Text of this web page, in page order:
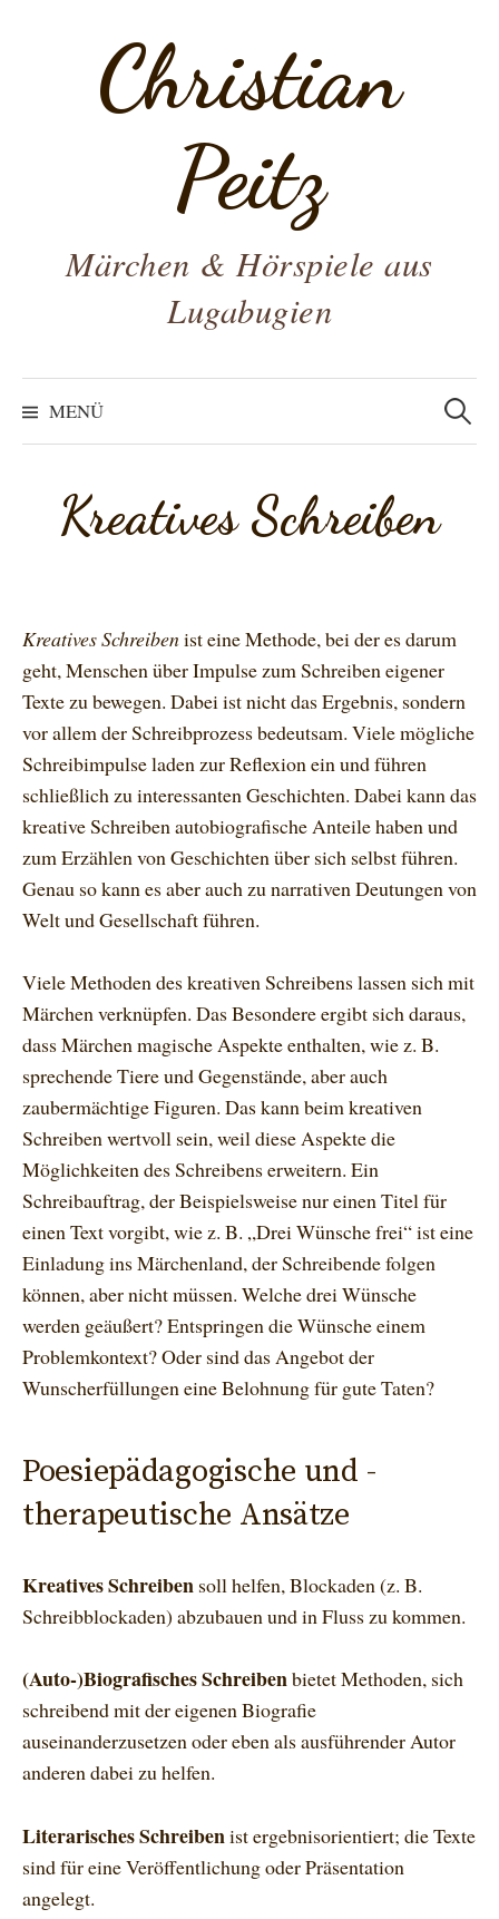
überspringenChristian
Peitz
Märchen & Hörspiele aus
Lugabugien
MENÜ
Suchen
nach:
Kreatives Schreiben
Kreatives Schreibenist eine Methode, bei der es darum
geht, Menschen über Impulse zum Schreiben eigener
Texte zu bewegen. Dabei ist nicht das Ergebnis, sondern
vor allem der Schreibprozess bedeutsam. Viele mögliche
Schreibimpulse laden zur Reflexion ein und führen
schließlich zu interessanten Geschichten. Dabei kann das
kreative Schreiben autobiografische Anteile haben und
zum Erzählen von Geschichten über sich selbst führen.
Genau so kann es aber auch zu narrativen Deutungen von
Welt und Gesellschaft führen.
Viele Methoden des kreativen Schreibens lassen sich mit
Märchen verknüpfen. Das Besondere ergibt sich daraus,
dass Märchen magische Aspekte enthalten, wie z. B.
sprechende Tiere und Gegenstände, aber auch
zaubermächtige Figuren. Das kann beim kreativen
Schreiben wertvoll sein, weil diese Aspekte die
Möglichkeiten des Schreibens erweitern. Ein
Schreibauftrag, der Beispielsweise nur einen Titel für
einen Text vorgibt, wie z. B. „Drei Wünsche frei“ ist eine
Einladung ins Märchenland, der Schreibende folgen
können, aber nicht müssen. Welche drei Wünsche
werden geäußert? Entspringen die Wünsche einem
Problemkontext? Oder sind das Angebot der
Wunscherfüllungen eine Belohnung für gute Taten?
Poesiepädagogische und -
therapeutische Ansätze
Kreatives Schreiben soll helfen, Blockaden (z. B.
Schreibblockaden) abzubauen und in Fluss zu kommen.
(Auto-)Biografisches Schreibenbietet Methoden, sich
schreibend mit der eigenen Biografie
auseinanderzusetzen oder eben als ausführender Autor
anderen dabei zu helfen.
Literarisches Schreibenist ergebnisorientiert; die Texte
sind für eine Veröffentlichung oder Präsentation
angelegt.